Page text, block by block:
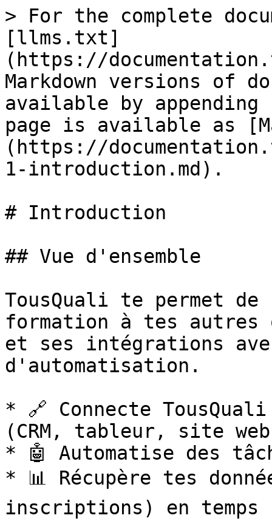
> For the complete
[llms.txt]
(https://
Markdown versions of
available by
page is available as
(https://
1-introduction.md).
# Introduction
## Vue d'ensemble
TousQuali te permet de
formation à tes
et ses intégrations
d'automatisation.
* 🔗 Connecte
(CRM, tableur, site
* 🤖 Automatise des
* 📊 Récupère tes
inscriptions) en temps